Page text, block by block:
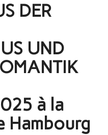
DER
UND
à la
Hambourg